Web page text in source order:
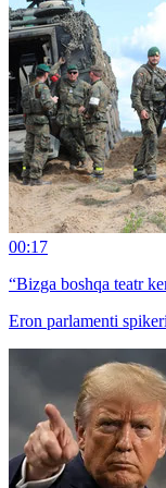
00:17
“Bizga boshqa teatr
Eron parlamenti